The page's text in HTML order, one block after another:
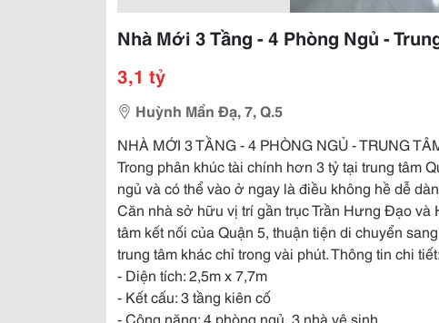
Nhà Mới 3 Tầng - 4 Phòng Ngủ -
3,1 tỷ
Huỳnh Mẩn Đạ, 7, Q.5
NHÀ MỚI 3 TẦNG - 4 PHÒNG NGỦ - TRUNG
Trong phân khúc tài chính hơn 3 tỷ tại trung tâm
ngủ và có thể vào ở ngay là điều không hề dễ
Căn nhà sở hữu vị trí gần trục Trần Hưng Đạo
tâm kết nối của Quận 5, thuận tiện di chuyển
trung tâm khác chỉ trong vài phút. Thông tin chi tiết:
- Diện tích: 2,5m x 7,7m
- Kết cấu: 3 tầng kiên cố
- Công năng: 4 phòng ngủ, 3 nhà vệ sinh